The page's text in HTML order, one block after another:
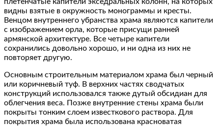
видны взятые в окружность монограммы и кресты.
Венцом внутреннего убранства храма являются капители
с изображением орла, которые присущи ранней
армянской архитектуре. Все четыре капители
сохранились довольно хорошо, и ни одна из них не
повторяет другую.
Основным строительным материалом храма был черный
или коричневый туф. В верхних частях сводчатых
конструкций использовался также дутый обсидиан для
облегчения веса. Позже внутренние стены храма были
покрыты тонким слоем известкового раствора. Для
покрытия храма была использована красноватая